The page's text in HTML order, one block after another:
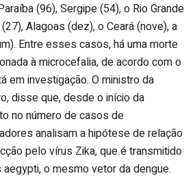
(96), Sergipe (54), o Rio Grande
Alagoas (dez), o Ceará (nove), a
Entre esses casos, há uma morte
à microcefalia, de acordo com o
em investigação. O ministro da
disse que, desde o início da
no número de casos de
analisam a hipótese de relação
pelo vírus Zika, que é transmitido
o mesmo vetor da dengue.